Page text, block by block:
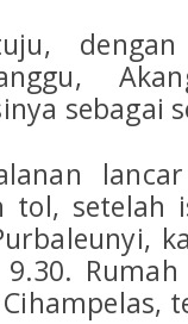
sebagai
tol, setelah
9.30.